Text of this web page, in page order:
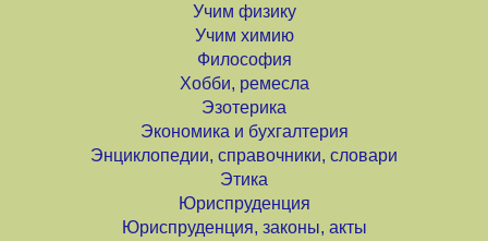
Учим физику
Учим химию
Философия
Хобби, ремесла
Эзотерика
Экономика и бухгалтерия
Энциклопедии, справочники, словари
Этика
Юриспруденция
Юриспруденция, законы, акты